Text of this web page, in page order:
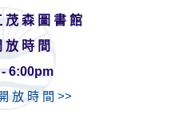
茂 森 圖 書 館
放 時 間
6:00pm
放 時 間 >>